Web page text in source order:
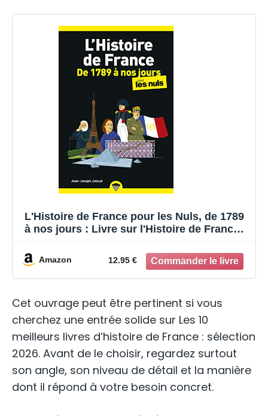
L'Histoire de France pour les Nuls, de 1789
à nos jours : Livre sur l'Histoire de France,
moments de l'Histoire de France et
développer sa culture générale
Amazon 12.95 €
Cet ouvrage peut être pertinent si vous
cherchez une entrée solide sur Les 10
meilleurs livres d’histoire de France : sélection
2026. Avant de le choisir, regardez surtout
son angle, son niveau de détail et la manière
dont il répond à votre besoin concret.